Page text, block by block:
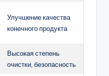
Улучшение качества
конечного продукта
Высокая степень
очистки, безопасность